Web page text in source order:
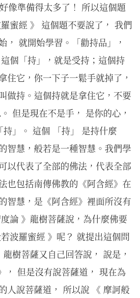
像準備得太多了！ 所以這個題
蜜經 》 這個題不要說了， 我們
， 就開始學習。「勸持品」，
個「持」，就是受持；這個持
住它，你一下子一鬆手就掉了，
做持。這個持就是拿住它，不要
但是現在不是手， 是你的心，
」。 這個 「持」 是持什麼
智慧，般若是一種智慧。我們學
以代表了全部的佛法，代表全部
也包括南傳佛教的《阿含經》在
智慧，是《阿含經》裡面所沒有
論 》龍樹菩薩說，為什麼佛要
波羅蜜經 》呢？ 就提出這個問
樹菩薩又自己回答說， 說是，
， 但是沒有說菩薩道， 現在為
人說菩薩道， 所以說 《 摩訶般